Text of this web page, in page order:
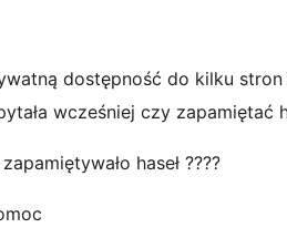
dostępność do kilku
wcześniej czy zapamiętać
haseł ????